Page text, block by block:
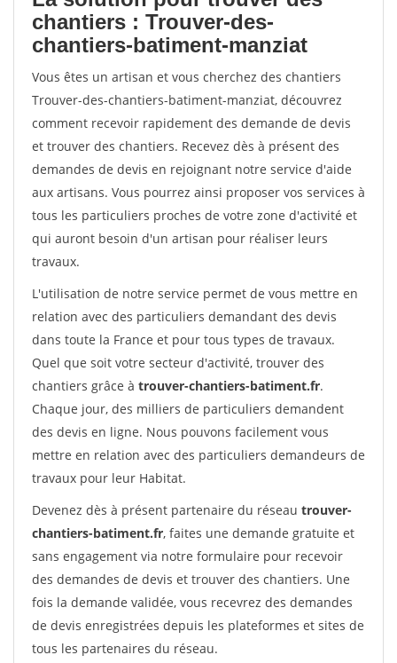
chantiers : Trouver-des-
chantiers-batiment-manziat
Vous êtes un artisan et vous cherchez des chantiers
Trouver-des-chantiers-batiment-manziat, découvrez
comment recevoir rapidement des demande de devis
et trouver des chantiers. Recevez dès à présent des
demandes de devis en rejoignant notre service d'aide
aux artisans. Vous pourrez ainsi proposer vos services à
tous les particuliers proches de votre zone d'activité et
qui auront besoin d'un artisan pour réaliser leurs
travaux.
L'utilisation de notre service permet de vous mettre en
relation avec des particuliers demandant des devis
dans toute la France et pour tous types de travaux.
Quel que soit votre secteur d'activité, trouver des
chantiers grâce à trouver-chantiers-batiment.fr.
Chaque jour, des milliers de particuliers demandent
des devis en ligne. Nous pouvons facilement vous
mettre en relation avec des particuliers demandeurs de
travaux pour leur Habitat.
Devenez dès à présent partenaire du réseau trouver-
chantiers-batiment.fr, faites une demande gratuite et
sans engagement via notre formulaire pour recevoir
des demandes de devis et trouver des chantiers. Une
fois la demande validée, vous recevrez des demandes
de devis enregistrées depuis les plateformes et sites de
tous les partenaires du réseau.